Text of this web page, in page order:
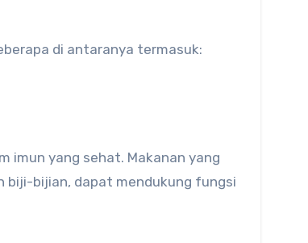
di antaranya termasuk:
imun yang sehat. Makanan yang
biji-bijian, dapat mendukung fungsi